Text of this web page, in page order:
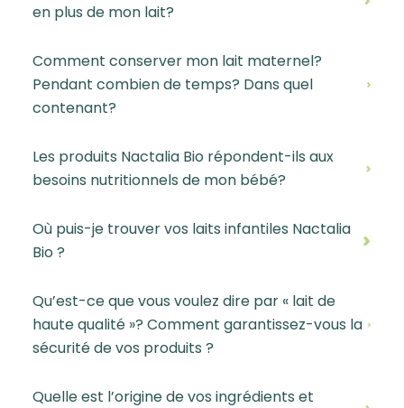
en plus de mon lait?
Comment conserver mon lait maternel?
Pendant combien de temps? Dans quel
contenant?
Les produits Nactalia Bio répondent-ils aux
besoins nutritionnels de mon bébé?
Où puis-je trouver vos laits infantiles Nactalia
Bio ?
Qu’est-ce que vous voulez dire par « lait de
haute qualité »? Comment garantissez-vous la
sécurité de vos produits ?
Quelle est l’origine de vos ingrédients et